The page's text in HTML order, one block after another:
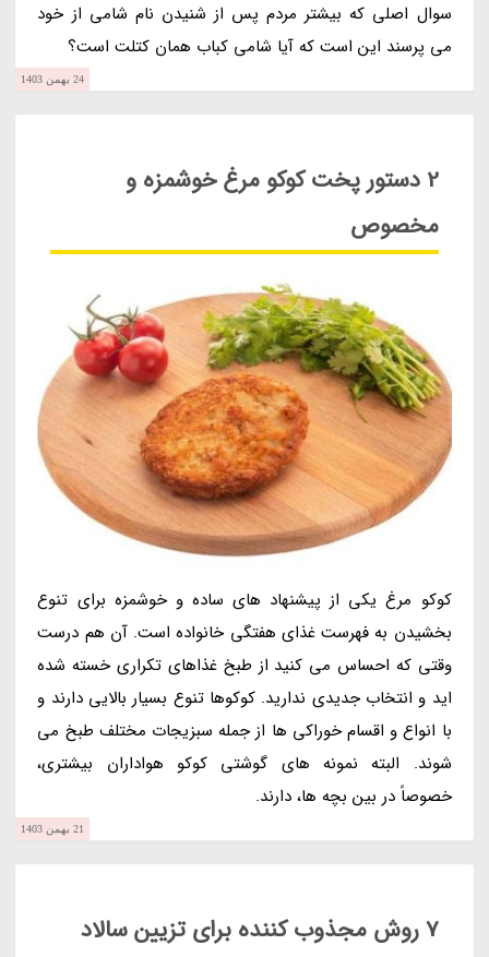
سوال اصلی که بیشتر مردم پس از شنیدن نام شامی از خود
می پرسند این است که آیا شامی کباب همان کتلت است؟
24 بهمن 1403
2 دستور پخت کوکو مرغ خوشمزه و
مخصوص
کوکو مرغ یکی از پیشنهاد های ساده و خوشمزه برای تنوع
بخشیدن به فهرست غذای هفتگی خانواده است. آن هم درست
وقتی که احساس می کنید از طبخ غذاهای تکراری خسته شده
اید و انتخاب جدیدی ندارید. کوکوها تنوع بسیار بالایی دارند و
با انواع و اقسام خوراکی ها از جمله سبزیجات مختلف طبخ می
شوند. البته نمونه های گوشتی کوکو هواداران بیشتری،
خصوصاً در بین بچه ها، دارند.
21 بهمن 1403
7 روش مجذوب کننده برای تزیین سالاد